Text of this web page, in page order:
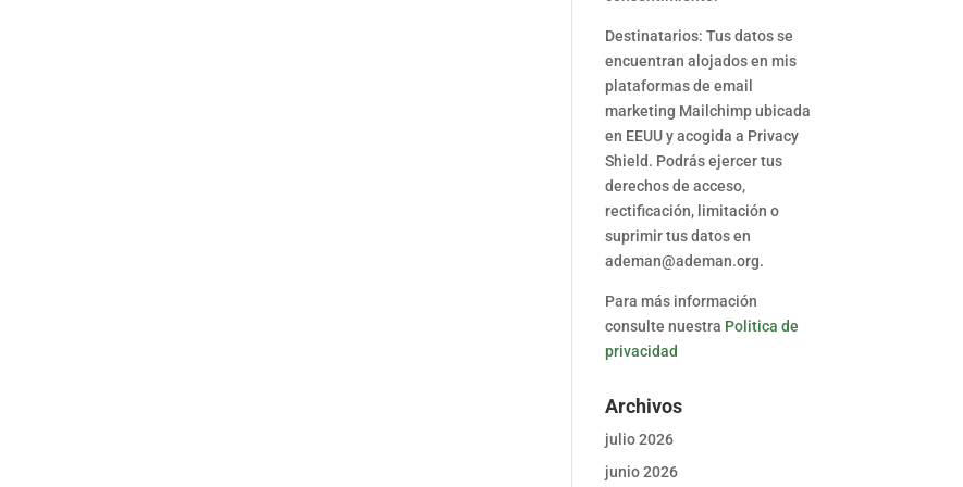
Destinatarios: Tus datos se
encuentran alojados en mis
plataformas de email
marketing Mailchimp ubicada
en EEUU y acogida a Privacy
Shield. Podrás ejercer tus
derechos de acceso,
rectificación, limitación o
suprimir tus datos en
ademan@ademan.org.
Para más información
consulte nuestra Politica de
privacidad
Archivos
julio 2026
junio 2026